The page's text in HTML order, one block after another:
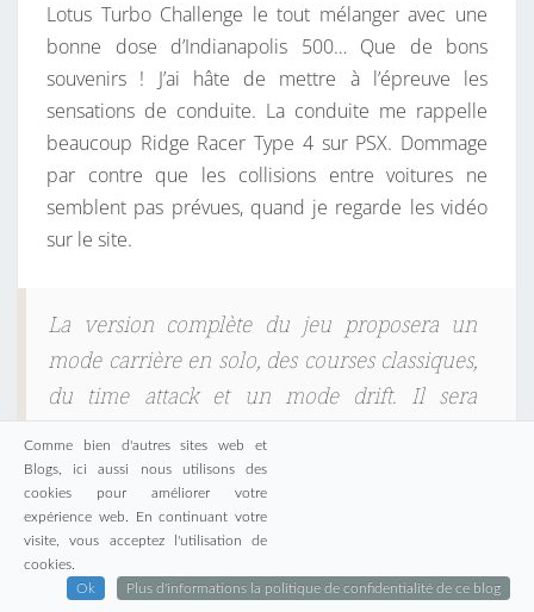
Lotus Turbo Challenge le tout mélanger avec une
bonne dose d’Indianapolis 500… Que de bons
souvenirs ! J’ai hâte de mettre à l’épreuve les
sensations de conduite. La conduite me rappelle
beaucoup Ridge Racer Type 4 sur PSX. Dommage
par contre que les collisions entre voitures ne
semblent pas prévues, quand je regarde les vidéo
sur le site.
La version complète du jeu proposera un
mode carrière en solo, des courses classiques,
du time attack et un mode drift. Il sera
également jouable en multi local et en ligne,
et proposera plusieurs véhicules inspirés de
voitures mythiques des années 80 et début
90. A l’heure où nous écrivons ces lignes, le
jeu est financé à 55% et il reste 24 jours de
Comme bien d'autres sites web et
Blogs, ici aussi nous utilisons des
cookies pour améliorer votre
expérience web. En continuant votre
visite, vous acceptez l'utilisation de
cookies.
Ok
Plus d'informations la politique de confidentialité de ce blog